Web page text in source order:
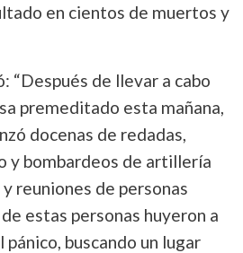
en cientos de muertos y
“Después de llevar a cabo
premeditado esta mañana,
docenas de redadas,
y bombardeos de artillería
reuniones de personas
estas personas huyeron a
pánico, buscando un lugar